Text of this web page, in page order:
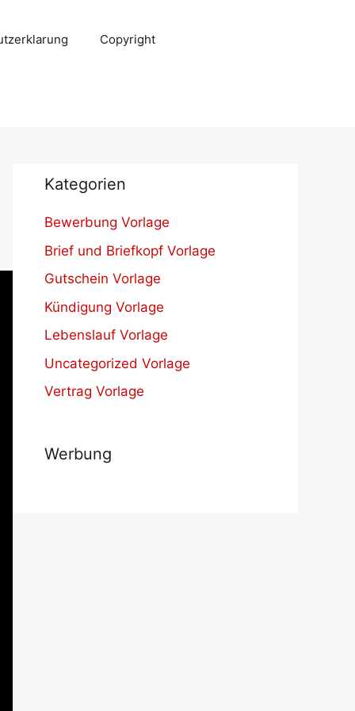
Copyright
Kategorien
Bewerbung Vorlage
Brief und Briefkopf Vorlage
Gutschein Vorlage
Kündigung Vorlage
Lebenslauf Vorlage
Uncategorized Vorlage
Vertrag Vorlage
Werbung